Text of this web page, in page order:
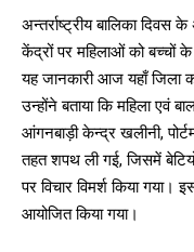
अन्तर्राष्ट्रीय बालिका
केंद्रों पर महिलाओं को बच्चों
यह जानकारी आज यहाँ जिला
उन्होंने बताया कि महिला एवं
आंगनबाड़ी केन्द्र खलीनी,
तहत शपथ ली गई, जिसमें
पर विचार विमर्श किया गया।
आयोजित किया गया।